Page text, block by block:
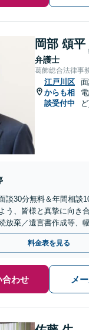
岡部 頌平
弁護士
葛飾総合法律事
江戸川区
からも相
談受付中
談30分無料＆年間相談
う、皆様と真摯に向き
放棄／遺言書作成等、
も◎【分かりやすい費
料金表を見る
合わせ メ